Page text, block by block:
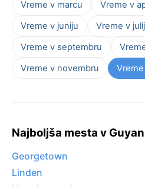
Vreme v marcu Vreme v
Vreme v juniju
Vreme v
Vreme v septembru
Vreme v novembru
Najboljša mesta v
Georgetown
Linden